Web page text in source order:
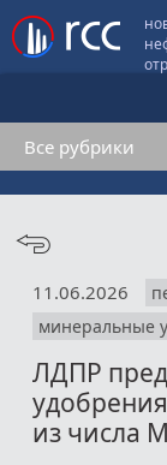
Все рубрики
11.06.2026
минеральные
ЛДПР
из числа